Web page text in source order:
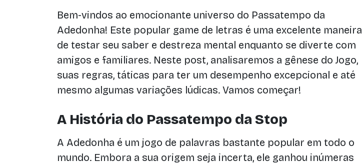
Bem-vindos ao emocionante universo do Passatempo da
Adedonha! Este popular game de letras é uma excelente maneira
de testar seu saber e destreza mental enquanto se diverte com
amigos e familiares. Neste post, analisaremos a gênese do Jogo,
suas regras, táticas para ter um desempenho excepcional e até
mesmo algumas variações lúdicas. Vamos começar!
A História do Passatempo da Stop
A Adedonha é um jogo de palavras bastante popular em todo o
mundo. Embora a sua origem seja incerta, ele ganhou inúmeras